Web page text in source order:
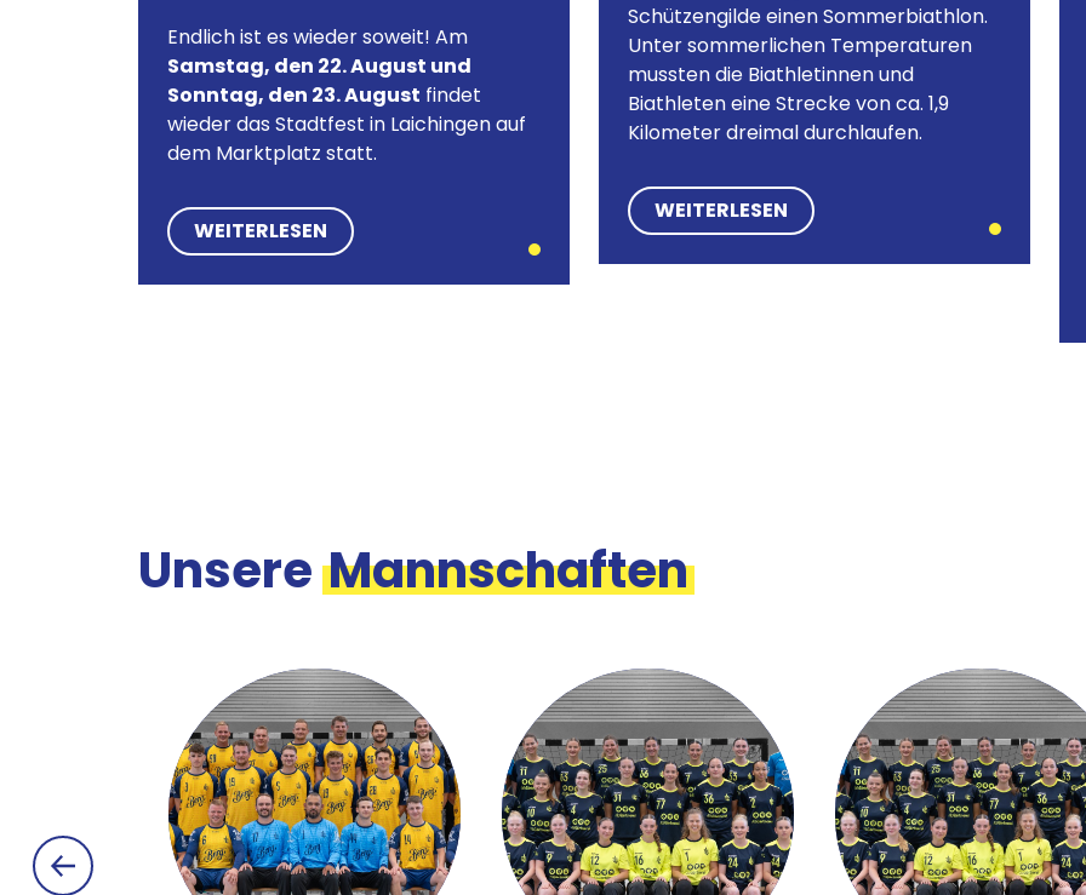
Endlich ist es wieder soweit! Am
Samstag, den 22. August und
Sonntag, den 23. August findet
wieder das Stadtfest in Laichingen auf
dem Marktplatz statt.
WEITERLESEN
Schützengilde einen Sommerbiathlon.
Unter sommerlichen Temperaturen
mussten die Biathletinnen und
Biathleten eine Strecke von ca. 1,9
Kilometer dreimal durchlaufen.
WEITERLESEN
Unsere Mannschaften